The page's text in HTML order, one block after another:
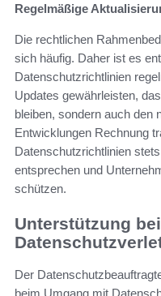
Regelmäßige
Die rechtlichen
sich häufig. Daher ist es
Datenschutzrichtlinien
Updates gewährleisten,
bleiben, sondern auch den
Entwicklungen Rechnung
Datenschutzrichtlinien
entsprechen und
schützen.
Unterstützung bei
Der